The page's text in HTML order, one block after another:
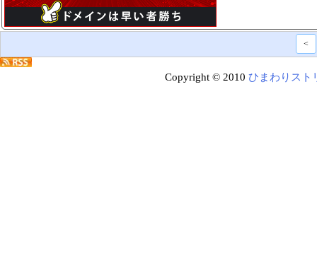
<
Copyright © 2010 ひまわりスト